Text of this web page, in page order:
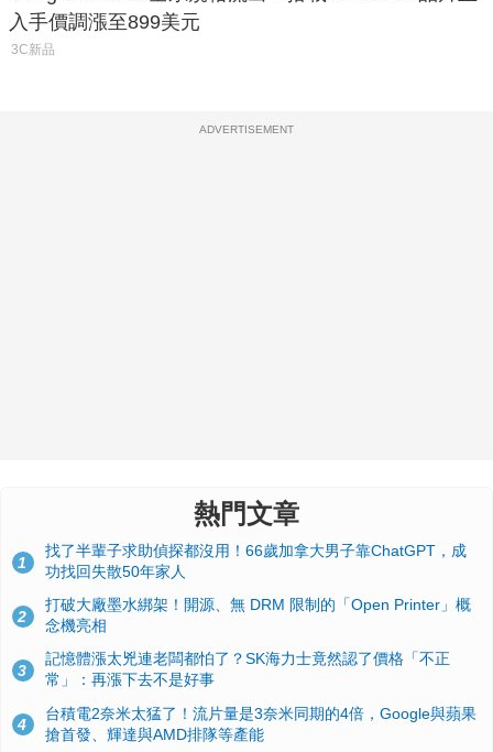
入手價調漲至899美元
3C新品
ADVERTISEMENT
熱門文章
1
找了半輩子求助偵探都沒用！66歲加拿大男子靠ChatGPT，成
功找回失散50年家人
2
打破大廠墨水綁架！開源、無 DRM 限制的「Open Printer」概
念機亮相
3
記憶體漲太兇連老闆都怕了？SK海力士竟然認了價格「不正
常」：再漲下去不是好事
4
台積電2奈米太猛了！流片量是3奈米同期的4倍，Google與蘋果
搶首發、輝達與AMD排隊等產能